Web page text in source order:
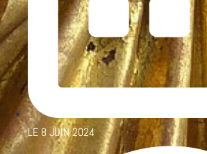
LE 8 JUIN 2024